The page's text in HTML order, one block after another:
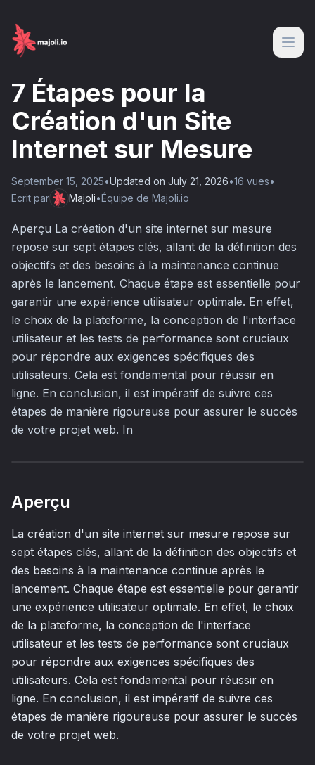
7 Étapes pour la
Création d'un Site
Internet sur Mesure
September 15, 2025•Updated on July 21, 2026•16 vues•
Ecrit par
Majoli•Équipe de Majoli.io
Aperçu La création d'un site internet sur mesure
repose sur sept étapes clés, allant de la définition des
objectifs et des besoins à la maintenance continue
après le lancement. Chaque étape est essentielle pour
garantir une expérience utilisateur optimale. En effet,
le choix de la plateforme, la conception de l'interface
utilisateur et les tests de performance sont cruciaux
pour répondre aux exigences spécifiques des
utilisateurs. Cela est fondamental pour réussir en
ligne. En conclusion, il est impératif de suivre ces
étapes de manière rigoureuse pour assurer le succès
de votre projet web. In
Aperçu
La création d'un site internet sur mesure repose sur
sept étapes clés, allant de la définition des objectifs et
des besoins à la maintenance continue après le
lancement. Chaque étape est essentielle pour garantir
une expérience utilisateur optimale. En effet, le choix
de la plateforme, la conception de l'interface
utilisateur et les tests de performance sont cruciaux
pour répondre aux exigences spécifiques des
utilisateurs. Cela est fondamental pour réussir en
ligne. En conclusion, il est impératif de suivre ces
étapes de manière rigoureuse pour assurer le succès
de votre projet web.